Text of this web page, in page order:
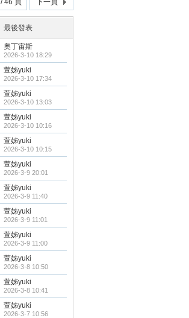
/ 46 頁 下一頁
最後發表
奧丁宙斯
2026-3-10 18:29
萱姊yuki
2026-3-10 17:34
萱姊yuki
2026-3-10 13:03
萱姊yuki
2026-3-10 10:16
萱姊yuki
2026-3-10 10:15
萱姊yuki
2026-3-9 20:01
萱姊yuki
2026-3-9 11:40
萱姊yuki
2026-3-9 11:01
萱姊yuki
2026-3-9 11:00
萱姊yuki
2026-3-8 10:50
萱姊yuki
2026-3-8 10:41
萱姊yuki
2026-3-7 10:56